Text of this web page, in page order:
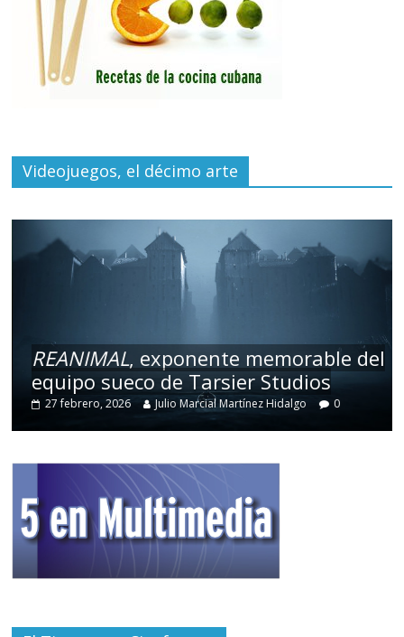
Videojuegos, el décimo arte
REANIMAL, exponente memorable del
equipo sueco de Tarsier Studios
27 febrero, 2026 Julio Marcial Martínez Hidalgo 0